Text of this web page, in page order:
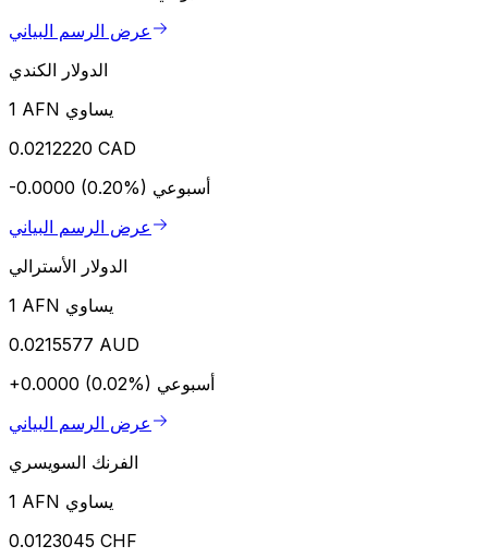
عرض الرسم البياني
الدولار الكندي
1 AFN يساوي
0.0212220 CAD
-0.0000 (0.20%) أسبوعي
عرض الرسم البياني
الدولار الأسترالي
1 AFN يساوي
0.0215577 AUD
+0.0000 (0.02%) أسبوعي
عرض الرسم البياني
الفرنك السويسري
1 AFN يساوي
0.0123045 CHF